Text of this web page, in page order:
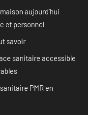
aujourd’hui
et personnel
savoir
sanitaire accessible
PMR en